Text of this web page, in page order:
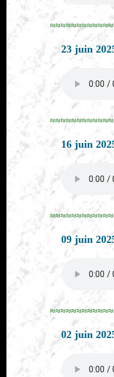
23 juin
16 juin
09 juin
02 juin